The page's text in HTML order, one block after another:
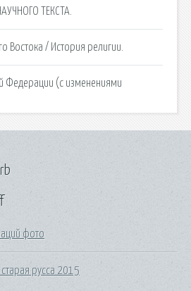
ТЕКСТА.
Востока / История религии.
Федерации (с изменениями
фото
русса 2015